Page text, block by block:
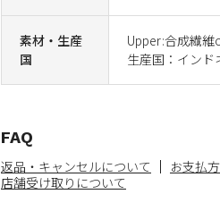
素材・生産
国
Upper:合成繊
生産国：インド
FAQ
返品・キャンセルについて お支払
店舗受け取りについて